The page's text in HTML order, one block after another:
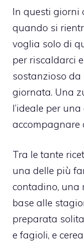
In questi giorni
quando si
voglia solo di
per riscaldarci
sostanzioso
giornata. Una
l’ideale per
accompagnare
Tra le tante
una delle più
contadino, una
base alle
preparata
e fagioli, e